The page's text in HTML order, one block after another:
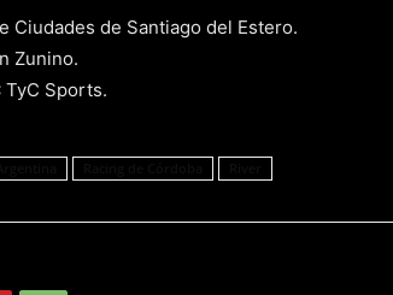
Ciudades de Santiago del Estero.
Zunino.
TyC Sports.